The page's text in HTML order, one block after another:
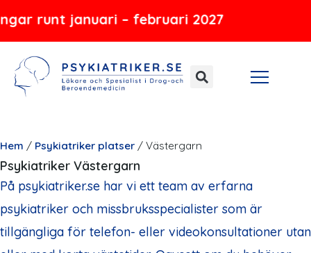
– februari 2027
innehåll
Hem / Psykiatriker platser / Västergarn
Psykiatriker Västergarn
På psykiatriker.se har vi ett team av erfarna
psykiatriker och missbruksspecialister som är
tillgängliga för telefon- eller videokonsultationer utan